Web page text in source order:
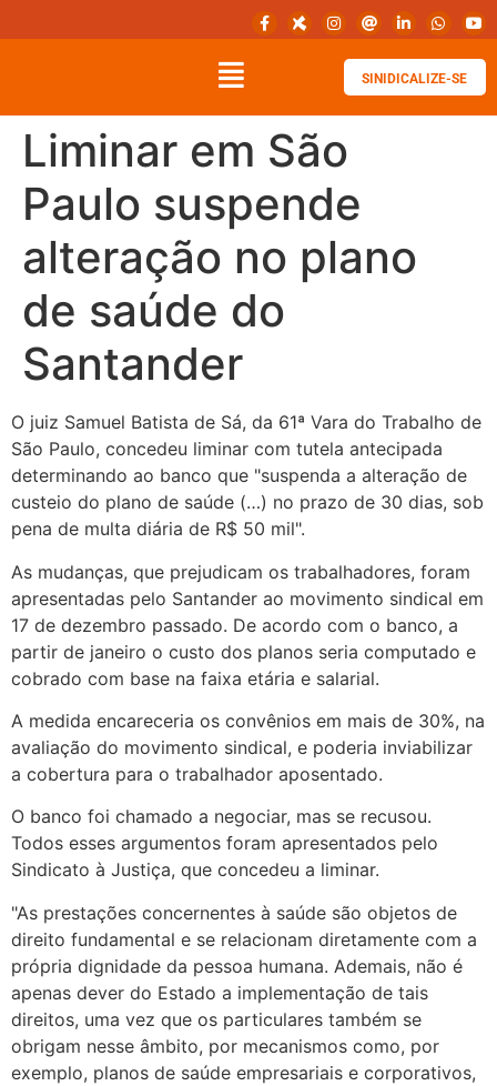
SINIDICALIZE-SE
Liminar em São
Paulo suspende
alteração no plano
de saúde do
Santander
O juiz Samuel Batista de Sá, da 61ª Vara do Trabalho de
São Paulo, concedeu liminar com tutela antecipada
determinando ao banco que "suspenda a alteração de
custeio do plano de saúde (…) no prazo de 30 dias, sob
pena de multa diária de R$ 50 mil".
As mudanças, que prejudicam os trabalhadores, foram
apresentadas pelo Santander ao movimento sindical em
17 de dezembro passado. De acordo com o banco, a
partir de janeiro o custo dos planos seria computado e
cobrado com base na faixa etária e salarial.
A medida encareceria os convênios em mais de 30%, na
avaliação do movimento sindical, e poderia inviabilizar
a cobertura para o trabalhador aposentado.
O banco foi chamado a negociar, mas se recusou.
Todos esses argumentos foram apresentados pelo
Sindicato à Justiça, que concedeu a liminar.
"As prestações concernentes à saúde são objetos de
direito fundamental e se relacionam diretamente com a
própria dignidade da pessoa humana. Ademais, não é
apenas dever do Estado a implementação de tais
direitos, uma vez que os particulares também se
obrigam nesse âmbito, por mecanismos como, por
exemplo, planos de saúde empresariais e corporativos,